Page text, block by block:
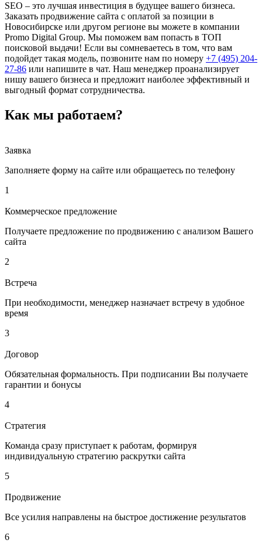
SEO – это лучшая инвестиция в будущее вашего бизнеса.
Заказать продвижение сайта с оплатой за позиции в
Новосибирске или другом регионе вы можете в компании
Promo Digital Group. Мы поможем вам попасть в ТОП
поисковой выдачи! Если вы сомневаетесь в том, что вам
подойдет такая модель, позвоните нам по номеру +7 (495) 204-
27-86 или напишите в чат. Наш менеджер проанализирует
нишу вашего бизнеса и предложит наиболее эффективный и
выгодный формат сотрудничества.
Как мы работаем?
Заявка
Заполняете форму на сайте или обращаетесь по телефону
1
Коммерческое предложение
Получаете предложение по продвижению с анализом Вашего
сайта
2
Встреча
При необходимости, менеджер назначает встречу в удобное
время
3
Договор
Обязательная формальность. При подписании Вы получаете
гарантии и бонусы
4
Стратегия
Команда сразу приступает к работам, формируя
индивидуальную стратегию раскрутки сайта
5
Продвижение
Все усилия направлены на быстрое достижение результатов
6